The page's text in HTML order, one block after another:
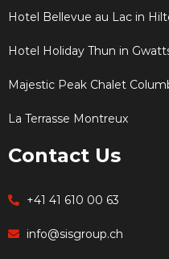
Hotel Bellevue au Lac in
Hotel Holiday Thun in
Majestic Peak Chalet
La Terrasse Montreux
Contact Us
+41 41 610 00 63
info@sisgroup.ch